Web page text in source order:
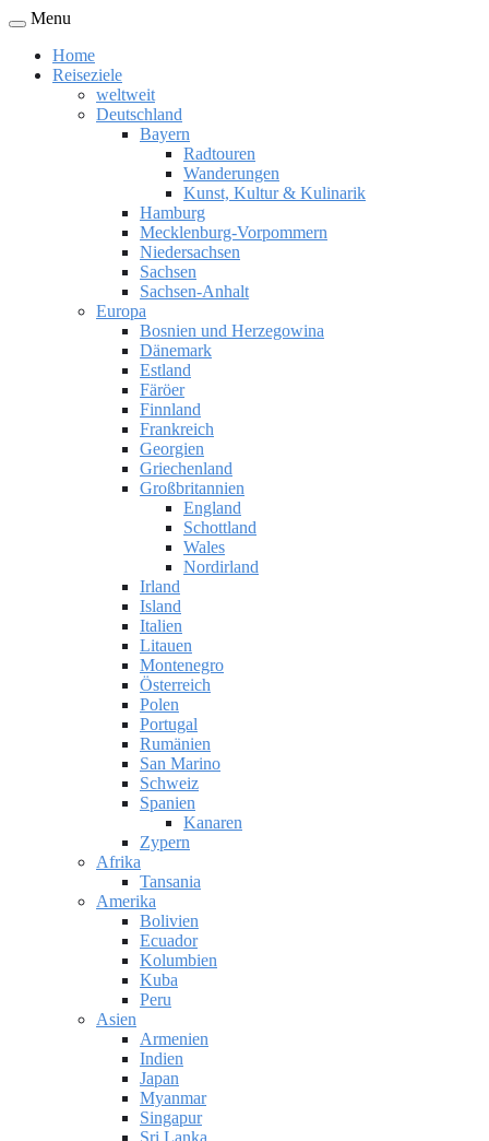
Menu
Home
Reiseziele
weltweit
Deutschland
Bayern
Radtouren
Wanderungen
Kunst, Kultur & Kulinarik
Hamburg
Mecklenburg-Vorpommern
Niedersachsen
Sachsen
Sachsen-Anhalt
Europa
Bosnien und Herzegowina
Dänemark
Estland
Färöer
Finnland
Frankreich
Georgien
Griechenland
Großbritannien
England
Schottland
Wales
Nordirland
Irland
Island
Italien
Litauen
Montenegro
Österreich
Polen
Portugal
Rumänien
San Marino
Schweiz
Spanien
Kanaren
Zypern
Afrika
Tansania
Amerika
Bolivien
Ecuador
Kolumbien
Kuba
Peru
Asien
Armenien
Indien
Japan
Myanmar
Singapur
Sri Lanka